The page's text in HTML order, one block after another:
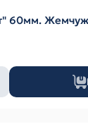
60мм.